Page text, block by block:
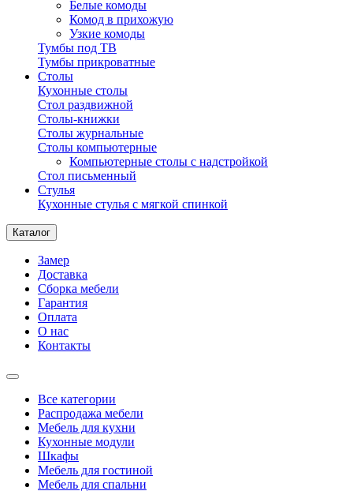
Белые комоды
Комод в прихожую
Узкие комоды
Тумбы под ТВ
Тумбы прикроватные
Столы
Кухонные столы
Стол раздвижной
Столы-книжки
Столы журнальные
Столы компьютерные
Компьютерные столы с надстройкой
Стол письменный
Стулья
Кухонные стулья с мягкой спинкой
Каталог
Замер
Доставка
Сборка мебели
Гарантия
Оплата
О нас
Контакты
Все категории
Распродажа мебели
Мебель для кухни
Кухонные модули
Шкафы
Мебель для гостиной
Мебель для спальни